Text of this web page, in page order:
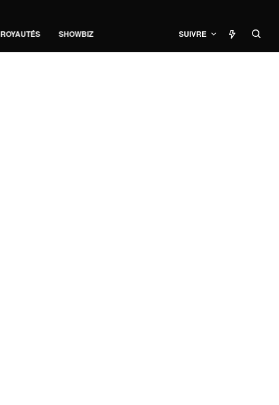
ROYAUTÉS SHOWBIZ SUIVRE